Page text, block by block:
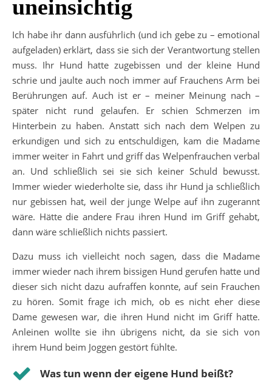
uneinsichtig
Ich habe ihr dann ausführlich (und ich gebe zu – emotional
aufgeladen) erklärt, dass sie sich der Verantwortung stellen
muss. Ihr Hund hatte zugebissen und der kleine Hund
schrie und jaulte auch noch immer auf Frauchens Arm bei
Berührungen auf. Auch ist er – meiner Meinung nach –
später nicht rund gelaufen. Er schien Schmerzen im
Hinterbein zu haben. Anstatt sich nach dem Welpen zu
erkundigen und sich zu entschuldigen, kam die Madame
immer weiter in Fahrt und griff das Welpenfrauchen verbal
an. Und schließlich sei sie sich keiner Schuld bewusst.
Immer wieder wiederholte sie, dass ihr Hund ja schließlich
nur gebissen hat, weil der junge Welpe auf ihn zugerannt
wäre. Hätte die andere Frau ihren Hund im Griff gehabt,
dann wäre schließlich nichts passiert.
Dazu muss ich vielleicht noch sagen, dass die Madame
immer wieder nach ihrem bissigen Hund gerufen hatte und
dieser sich nicht dazu aufraffen konnte, auf sein Frauchen
zu hören. Somit frage ich mich, ob es nicht eher diese
Dame gewesen war, die ihren Hund nicht im Griff hatte.
Anleinen wollte sie ihn übrigens nicht, da sie sich von
ihrem Hund beim Joggen gestört fühlte.
Was tun wenn der eigene Hund beißt?